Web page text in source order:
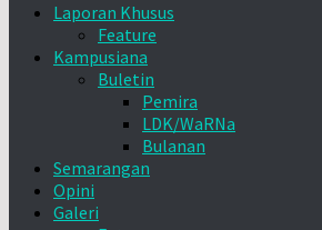
Laporan Khusus
Feature
Kampusiana
Buletin
Pemira
LDK/WaRNa
Bulanan
Semarangan
Opini
Galeri